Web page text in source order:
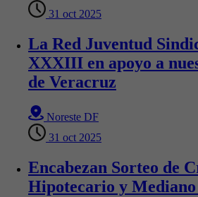
31 oct 2025
La Red Juventud
XXXIII en apoyo a
de Veracruz
Noreste DF
31 oct 2025
Encabezan Sorteo de
Hipotecario y Mediano